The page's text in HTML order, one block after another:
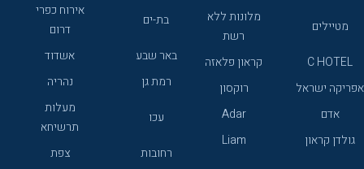
מטיילים
מלונות ללא
רשת
C HOTEL
קראון פלאזה
אפריקה ישראל
רוקסון
אדם
Adar
גולדן קראון
Liam
בת-ים
אירוח כפרי
דרום
באר שבע
אשדוד
רמת גן
נהריה
עכו
מעלות
תרשיחא
רחובות
צפת